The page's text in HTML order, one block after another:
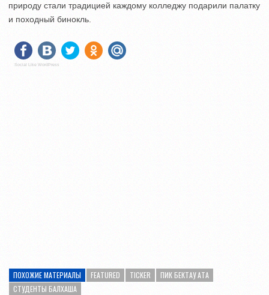
природу стали традицией каждому колледжу подарили палатку
и походный бинокль.
Social Like WordPress
ПОХОЖИЕ МАТЕРИАЛЫ FEATURED TICKER
ПИК БЕКТАУ АТА
СТУДЕНТЫ БАЛХАША